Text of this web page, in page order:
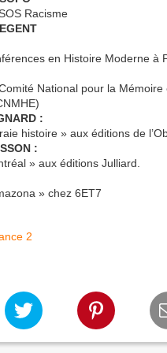
Racisme
en Histoire Moderne à
National pour la Mémoire
:
histoire » aux éditions de
:
» aux éditions Julliard.
» chez 6ET7
2